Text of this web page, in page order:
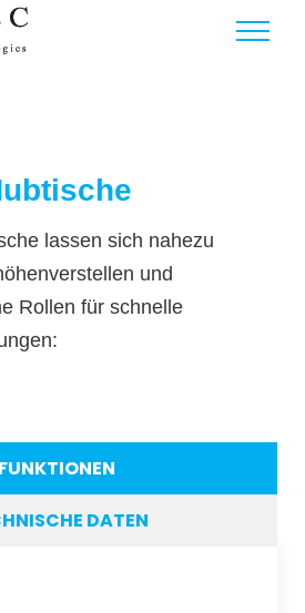
lassen sich nahezu
und
Rollen für schnelle
FUNKTIONEN
DATEN